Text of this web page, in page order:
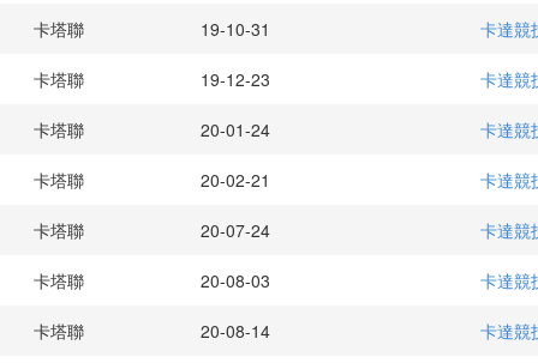
卡塔聯 19-10-31 卡達競
卡塔聯 19-12-23 卡達競
卡塔聯 20-01-24 卡達競
卡塔聯 20-02-21 卡達競
卡塔聯 20-07-24 卡達競
卡塔聯 20-08-03 卡達競
卡塔聯 20-08-14 卡達競